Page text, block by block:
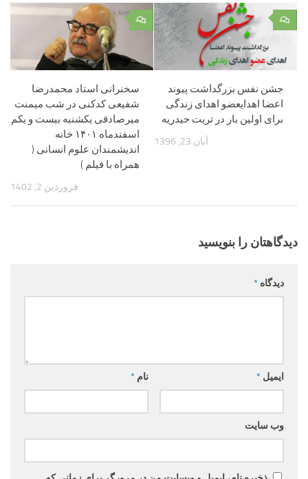
۰
سخنرانی استاد محمدرضا
شفیعی کدکنی در شب میمنت
میرصادقی یکشنبه بیست و یکم
اسفندماه ۱۴۰۱ خانه
اندیشمندان علوم انسانی (
همراه با فیلم )
فروردین 2, 1402
۰
جشن نفس بزرگداشت پیوند
اعضا اهدایعضو اهدای زندگی
برای اولین بار در تربت حیدریه
آبان 23, 1396
دیدگاهتان را بنویسید
دیدگاه *
نام * ایمیل *
وب‌ سایت